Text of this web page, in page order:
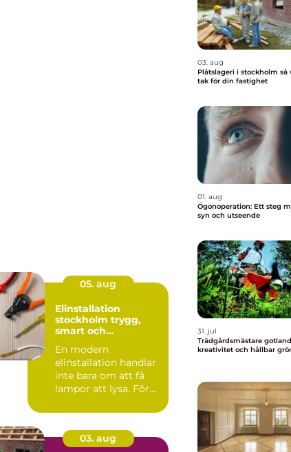
05. aug
Elinstallation
stockholm trygg,
smart och
din fastighet
En modern
elinstallation handlar
inte bara om att få
lampor att lysa. För
fastighetsägar...
03. aug
03. aug
Plåtslageri i stockholm så väljer du rätt
tak för din fastighet
01. aug
Ögonoperation: Ett steg
syn och utseende
31. jul
Trädgårdsmästare gotland kunskap,
kreativitet och hållbar